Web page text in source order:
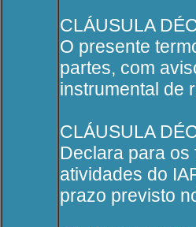
CLÁUSULA
O presente
partes, com
instrumental de
CLÁUSULA
Declara para
atividades do
prazo previsto